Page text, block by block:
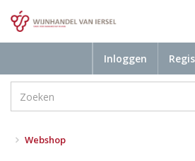
Inloggen
Webshop